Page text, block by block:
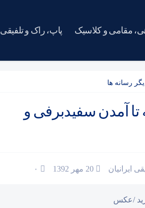
مقامی و کلاسیک پاپ، راک و تلفیقی
رسانه ها
تا آمدن سفیدبرفی و
ایرانیان ۰